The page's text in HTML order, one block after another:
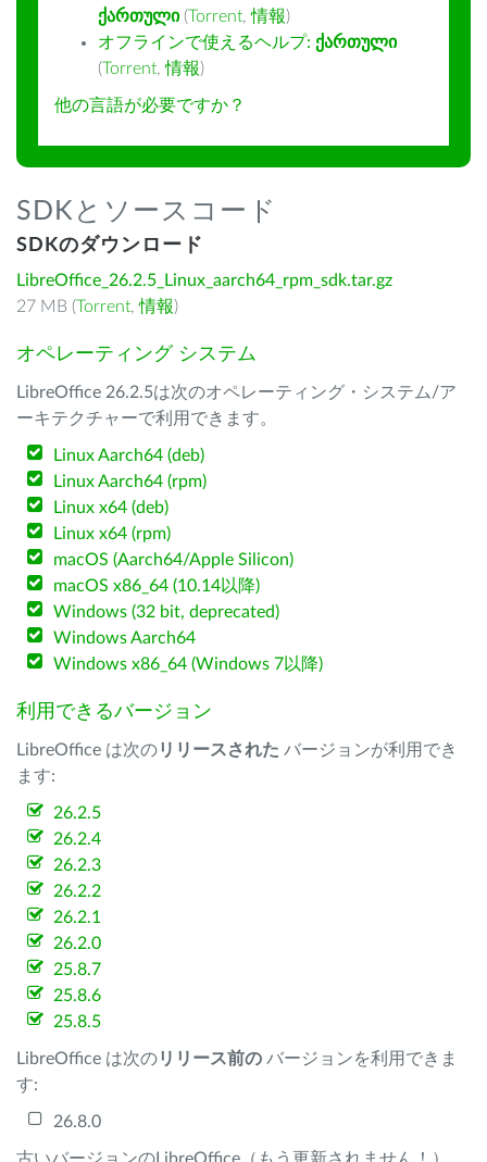
ქართული (Torrent,情報)
オフラインで使えるヘルプ: ქართული
(Torrent,情報)
他の言語が必要ですか？
SDKとソースコード
SDKのダウンロード
LibreOffice_26.2.5_Linux_aarch64_rpm_sdk.tar.gz
27 MB (Torrent,情報)
オペレーティング システム
LibreOffice 26.2.5は次のオペレーティング・システム/ア
ーキテクチャーで利用できます。
Linux Aarch64 (deb)
Linux Aarch64 (rpm)
Linux x64 (deb)
Linux x64 (rpm)
macOS (Aarch64/Apple Silicon)
macOS x86_64 (10.14以降)
Windows (32 bit, deprecated)
Windows Aarch64
Windows x86_64 (Windows 7以降)
利用できるバージョン
LibreOffice は次のリリースされた バージョンが利用でき
ます:
26.2.5
26.2.4
26.2.3
26.2.2
26.2.1
26.2.0
25.8.7
25.8.6
25.8.5
LibreOffice は次のリリース前の バージョンを利用できま
す:
26.8.0